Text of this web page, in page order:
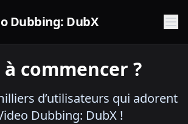
Dubbing: DubX
commencer ?
d’utilisateurs qui adorent
Dubbing: DubX !